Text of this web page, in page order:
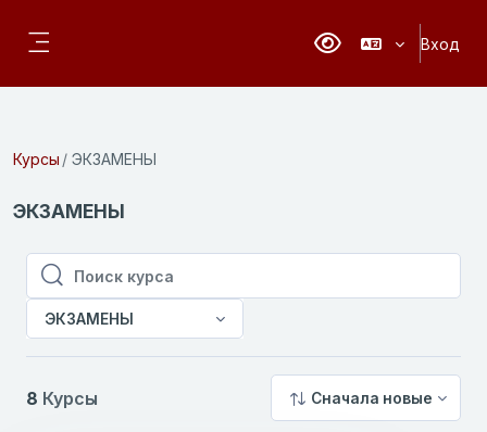
Версия для Вход
Курсы ЭКЗАМЕНЫ
ЭКЗАМЕНЫ
Поиск курса
Поиск курса
ЭКЗАМЕНЫ
8 Курсы Сначала новые